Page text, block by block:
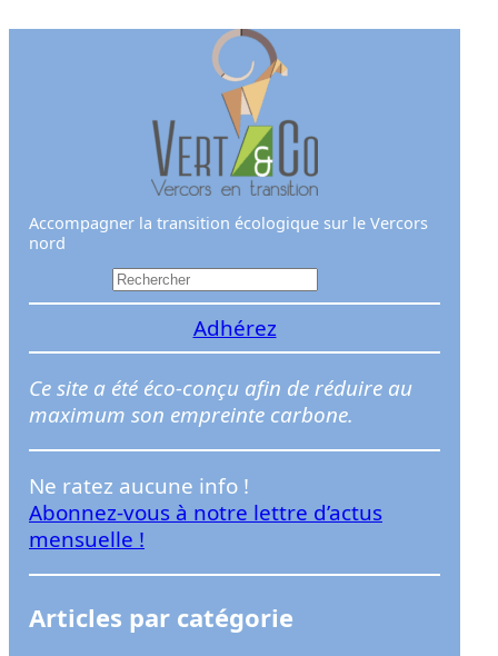
Accompagner la transition écologique sur le Vercors
nord
e
h
e
r
e
r
Adhérez
Ce site a été éco-conçu afin de réduire au
maximum son empreinte carbone.
Ne ratez aucune info !
Abonnez-vous à notre lettre d’actus
mensuelle !
Articles par catégorie